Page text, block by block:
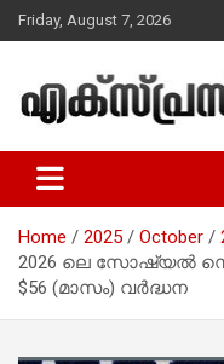
Skip
to
Friday, August 7, 2026
Express
Christian
Home 2025 October
2026 ലെ സോഷ്യൽ
$56 (മാസം) വർദ്ധന